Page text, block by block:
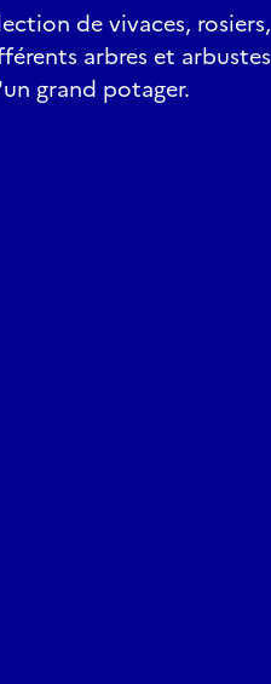
de vivaces, rosiers,
arbres et arbustes
grand potager.